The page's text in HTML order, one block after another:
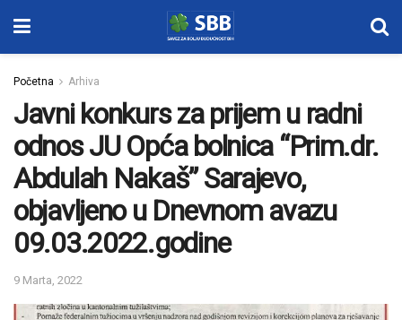
Početna Arhiva
Javni konkurs za prijem u radni
odnos JU Opća bolnica “Prim.dr.
Abdulah Nakaš” Sarajevo,
objavljeno u Dnevnom avazu
09.03.2022.godine
9 Marta, 2022